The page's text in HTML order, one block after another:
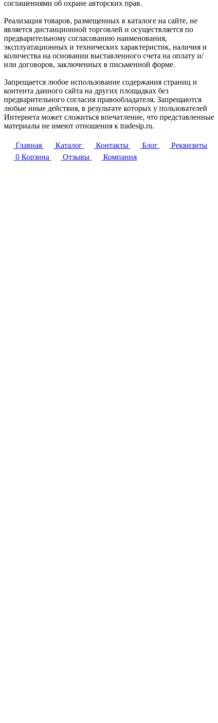
соглашениями об охране авторских прав.
Реализация товаров, размещенных в каталоге на сайте, не
является дистанционной торговлей и осуществляется по
предварительному согласованию наименования,
эксплуатационных и технических характеристик, наличия и
количества на основании выставленного счета на оплату и/
или договоров, заключенных в письменной форме.
Запрещается любое использование содержания страниц и
контента данного сайта на других площадках без
предварительного согласия правообладателя. Запрещаются
любые иные действия, в результате которых у пользователей
Интернета может сложиться впечатление, что представленные
материалы не имеют отношения к tradesip.ru.
Главная Каталог Контакты Блог
Реквизиты
0 Корзина Отзывы Компания